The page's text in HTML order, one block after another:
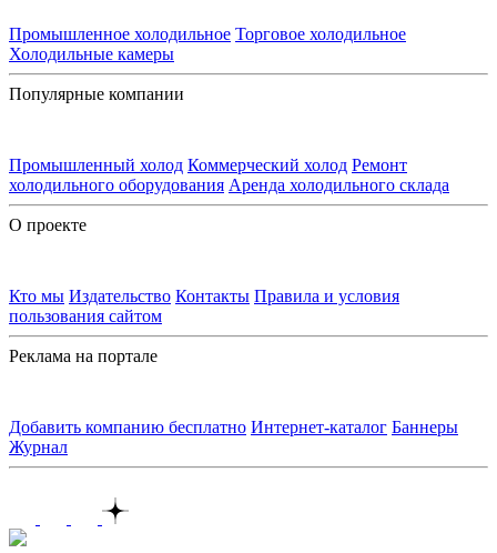
Промышленное холодильное Торговое холодильное
Холодильные камеры
Популярные компании
Промышленный холод Коммерческий холод Ремонт
холодильного оборудования Аренда холодильного склада
О проекте
Кто мы Издательство Контакты Правила и условия
пользования сайтом
Реклама на портале
Добавить компанию бесплатно Интернет-каталог Баннеры
Журнал